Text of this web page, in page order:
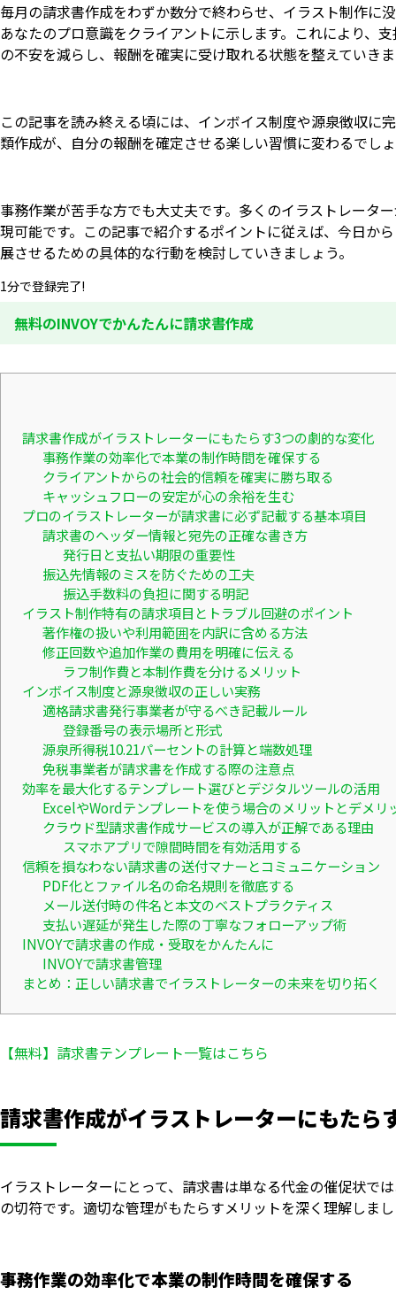
毎月の請求書作成をわずか数分で終わらせ、イラスト制作に
あなたのプロ意識をクライアントに示します。これにより、
の不安を減らし、報酬を確実に受け取れる状態を整えていき
この記事を読み終える頃には、インボイス制度や源泉徴収に
類作成が、自分の報酬を確定させる楽しい習慣に変わるでし
事務作業が苦手な方でも大丈夫です。多くのイラストレータ
現可能です。この記事で紹介するポイントに従えば、今日か
展させるための具体的な行動を検討していきましょう。
1分で登録完了!
無料のINVOYでかんたんに請求書作成
請求書作成がイラストレーターにもたらす3つの劇的な変化
事務作業の効率化で本業の制作時間を確保する
クライアントからの社会的信頼を確実に勝ち取る
キャッシュフローの安定が心の余裕を生む
プロのイラストレーターが請求書に必ず記載する基本項目
請求書のヘッダー情報と宛先の正確な書き方
発行日と支払い期限の重要性
振込先情報のミスを防ぐための工夫
振込手数料の負担に関する明記
イラスト制作特有の請求項目とトラブル回避のポイント
著作権の扱いや利用範囲を内訳に含める方法
修正回数や追加作業の費用を明確に伝える
ラフ制作費と本制作費を分けるメリット
インボイス制度と源泉徴収の正しい実務
適格請求書発行事業者が守るべき記載ルール
登録番号の表示場所と形式
源泉所得税10.21パーセントの計算と端数処理
免税事業者が請求書を作成する際の注意点
効率を最大化するテンプレート選びとデジタルツールの活用
ExcelやWordテンプレートを使う場合のメリットとデメリ
クラウド型請求書作成サービスの導入が正解である理由
スマホアプリで隙間時間を有効活用する
信頼を損なわない請求書の送付マナーとコミュニケーション
PDF化とファイル名の命名規則を徹底する
メール送付時の件名と本文のベストプラクティス
支払い遅延が発生した際の丁寧なフォローアップ術
INVOYで請求書の作成・受取をかんたんに
INVOYで請求書管理
まとめ：正しい請求書でイラストレーターの未来を切り拓く
【無料】請求書テンプレート一覧はこちら
請求書作成がイラストレーターにもたら
イラストレーターにとって、請求書は単なる代金の催促状で
の切符です。適切な管理がもたらすメリットを深く理解しま
事務作業の効率化で本業の制作時間を確保する